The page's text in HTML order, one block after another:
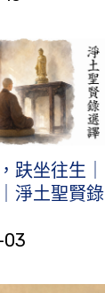
趺坐往生｜
淨土聖賢錄